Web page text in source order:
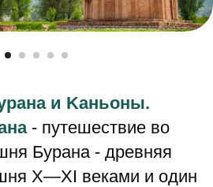
и Kаньоны.
- путешествие во
Бурана - древняя
X—XI веками и один